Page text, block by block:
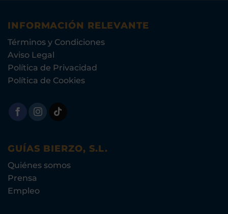
INFORMACIÓN RELEVANTE
Términos y Condiciones
Aviso Legal
Política de Privacidad
Política de Cookies
GUÍAS BIERZO, S.L.
Quiénes somos
Prensa
Empleo